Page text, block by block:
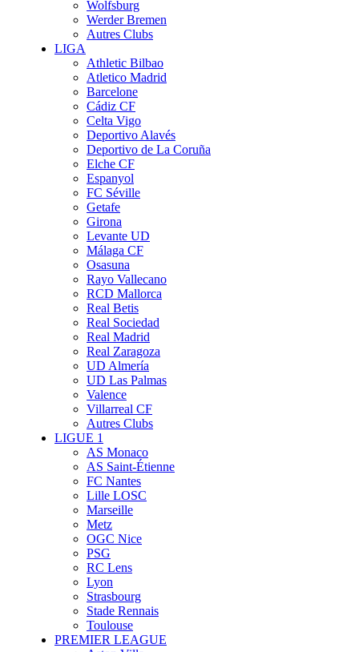
Wolfsburg
Werder Bremen
Autres Clubs
LIGA
Athletic Bilbao
Atletico Madrid
Barcelone
Cádiz CF
Celta Vigo
Deportivo Alavés
Deportivo de La Coruña
Elche CF
Espanyol
FC Séville
Getafe
Girona
Levante UD
Málaga CF
Osasuna
Rayo Vallecano
RCD Mallorca
Real Betis
Real Sociedad
Real Madrid
Real Zaragoza
UD Almería
UD Las Palmas
Valence
Villarreal CF
Autres Clubs
LIGUE 1
AS Monaco
AS Saint-Étienne
FC Nantes
Lille LOSC
Marseille
Metz
OGC Nice
PSG
RC Lens
Lyon
Strasbourg
Stade Rennais
Toulouse
PREMIER LEAGUE